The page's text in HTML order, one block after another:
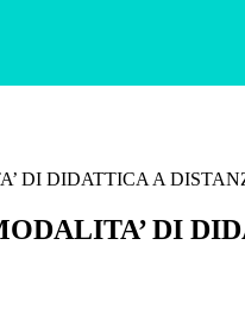
DI DIDATTICA A
DI